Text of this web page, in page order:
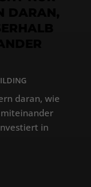
daran, wie
miteinander
in